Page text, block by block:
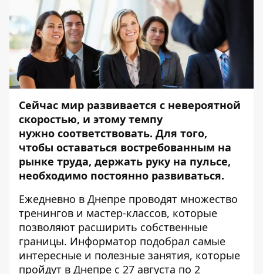
Сейчас мир развивается с невероятной
скоростью, и этому темпу
нужно соответствовать. Для того,
чтобы оставаться востребованным на
рынке труда, держать руку на пульсе,
необходимо постоянно развиваться.
Ежедневно в Днепре проводят множество
тренингов и мастер-классов, которые
позволяют расширить собственные
границы. Информатор подобрал самые
интересные и полезные занятия, которые
пройдут в Днепре с 27 августа по 2